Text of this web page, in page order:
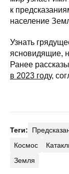
к
население
Узнать
ясновидящие,
Ранее
в 2023 году,
Теги:
Космос
Земля